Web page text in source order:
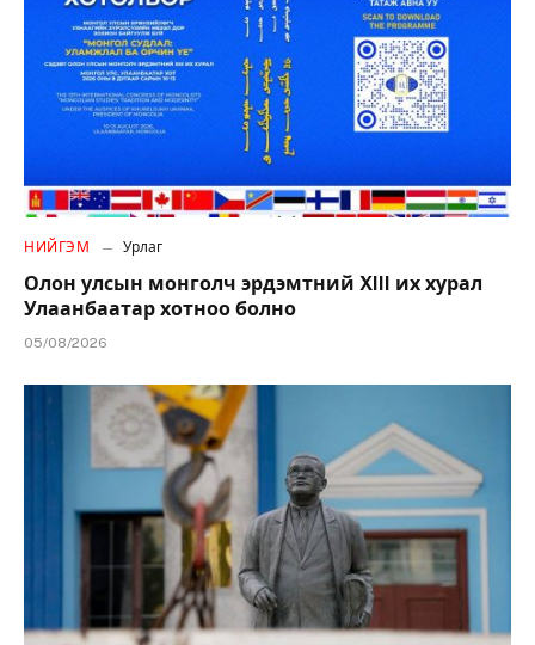
НИЙГЭМ Урлаг
Олон улсын монголч эрдэмтний XIII их хурал
Улаанбаатар хотноо болно
05/08/2026